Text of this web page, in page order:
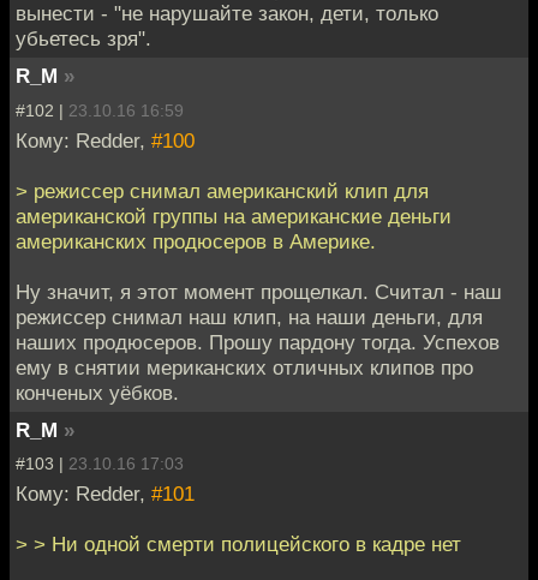
вынести - "не нарушайте закон, дети, только
убьетесь зря".
R_M »
#102 | 23.10.16 16:59
Кому: Redder, #100
> режиссер снимал американский клип для
американской группы на американские деньги
американских продюсеров в Америке.
Ну значит, я этот момент прощелкал. Считал - наш
режиссер снимал наш клип, на наши деньги, для
наших продюсеров. Прошу пардону тогда. Успехов
ему в снятии мериканских отличных клипов про
конченых уёбков.
R_M »
#103 | 23.10.16 17:03
Кому: Redder, #101
> > Ни одной смерти полицейского в кадре нет